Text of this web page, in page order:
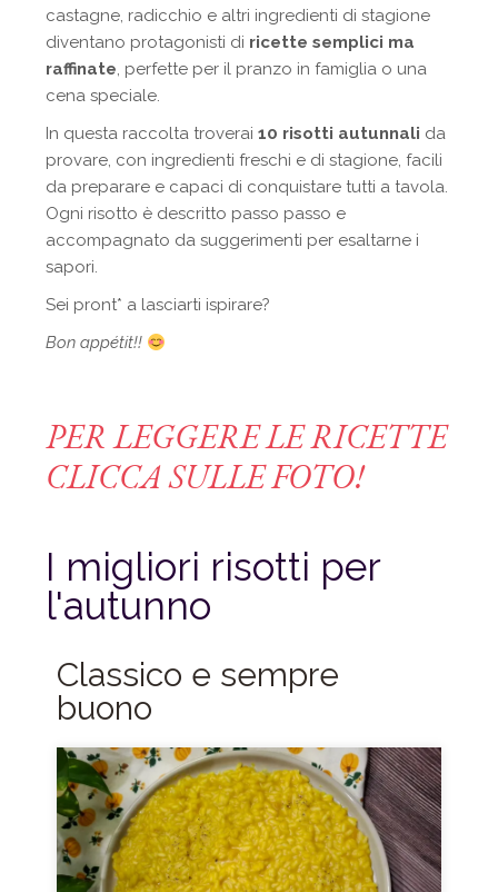
castagne, radicchio e altri ingredienti di stagione
diventano protagonisti di ricette semplici ma
raffinate, perfette per il pranzo in famiglia o una
cena speciale.
In questa raccolta troverai10 risotti autunnali da
provare, con ingredienti freschi e di stagione, facili
da preparare e capaci di conquistare tutti a tavola.
Ogni risotto è descritto passo passo e
accompagnato da suggerimenti per esaltarne i
sapori.
Sei pront* a lasciarti ispirare?
Bon appétit!!
PER LEGGERE LE RICETTE
CLICCA SULLE FOTO!
I migliori risotti per
l'autunno
Classico e sempre
buono